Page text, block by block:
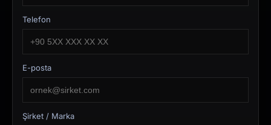
Telefon
E-posta
Şirket / Marka